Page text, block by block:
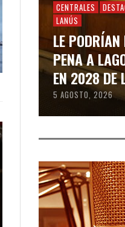
CENTRALES
LANÚS
LE
PENA A
EN 2028 DE
5 AGOSTO, 2026